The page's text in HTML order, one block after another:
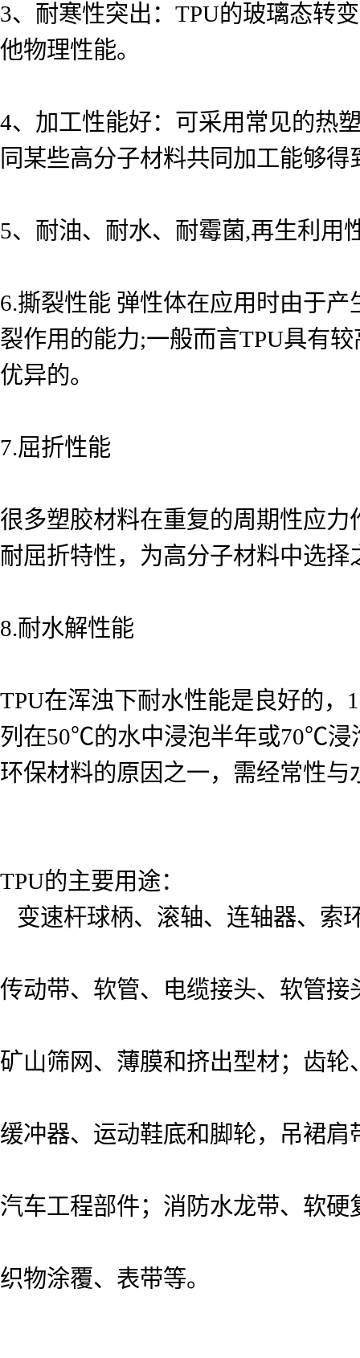
3、耐寒性突出：TPU的玻璃态转
他物理性能。
4、加工性能好：可采用常见的热
同某些高分子材料共同加工能够
5、耐油、耐水、耐霉菌,再生利用
6.撕裂性能 弹性体在应用时由于
裂作用的能力;一般而言TPU具有
优异的。
7.屈折性能
很多塑胶材料在重复的周期性应
耐屈折特性，为高分子材料中选择
8.耐水解性能
TPU在浑浊下耐水性能是良好的
列在50℃的水中浸泡半年或70℃浸
环保材料的原因之一，需经常性
TPU的主要用途：
变速杆球柄、滚轴、连轴器、索
传动带、软管、电缆接头、软管接
矿山筛网、薄膜和挤出型材；齿轮
缓冲器、运动鞋底和脚轮，吊裙肩
汽车工程部件； 消防水龙带、软硬
织物涂覆、表带等。